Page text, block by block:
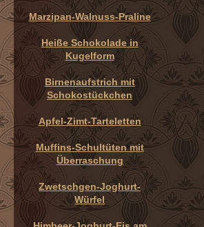
Marzipan-Walnuss-Praline
Heiße Schokolade in
Kugelform
Birnenaufstrich mit
Schokostückchen
Apfel-Zimt-Tarteletten
Muffins-Schultüten mit
Überraschung
Zwetschgen-Joghurt-
Würfel